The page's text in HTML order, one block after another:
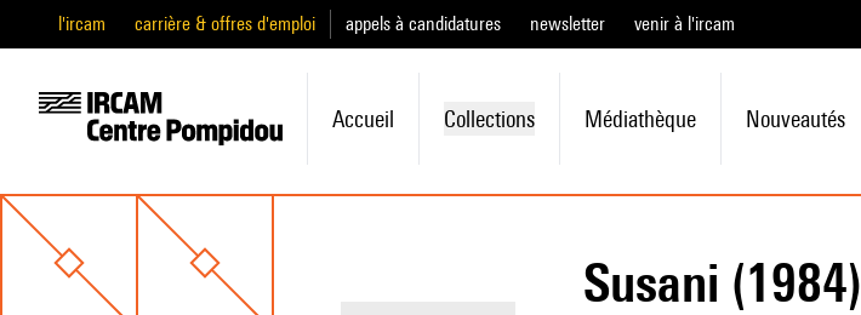
l'ircam carrière & offres d'emploi appels à candidatures newsletter venir à l'ircam
Accueil Collections Médiathèque Nouveautés
Susani (1984)